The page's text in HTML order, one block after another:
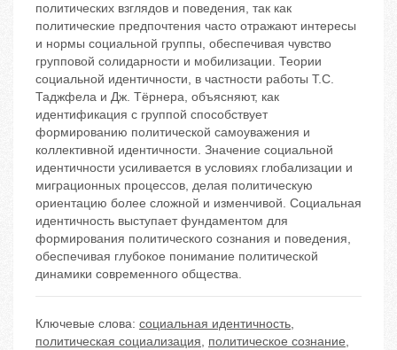
политических взглядов и поведения, так как
политические предпочтения часто отражают интересы
и нормы социальной группы, обеспечивая чувство
групповой солидарности и мобилизации. Теории
социальной идентичности, в частности работы Т.С.
Таджфела и Дж. Тёрнера, объясняют, как
идентификация с группой способствует
формированию политической самоуважения и
коллективной идентичности. Значение социальной
идентичности усиливается в условиях глобализации и
миграционных процессов, делая политическую
ориентацию более сложной и изменчивой. Социальная
идентичность выступает фундаментом для
формирования политического сознания и поведения,
обеспечивая глубокое понимание политической
динамики современного общества.
Ключевые слова: социальная идентичность,
политическая социализация, политическое сознание,